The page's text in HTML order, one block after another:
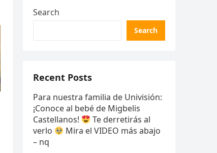
Search
Search
Recent Posts
Para nuestra familia de Univisión:
¡Conoce al bebé de Migbelis
Castellanos!
Te derretirás al
verlo
Mira el VIDEO más abajo
– nq